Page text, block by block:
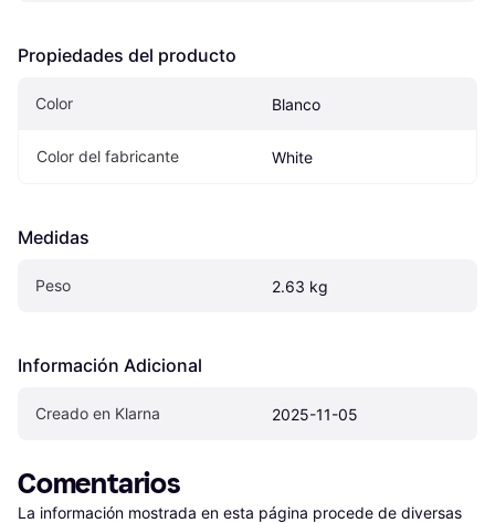
Propiedades del producto
Color Blanco
Color del fabricante White
Medidas
Peso 2.63 kg
Información Adicional
Creado en Klarna 2025-11-05
Comentarios
La información mostrada en esta página procede de diversas